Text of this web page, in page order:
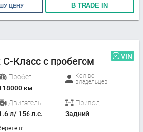
ЦЕНУ В TRADE IN
Класс с пробегом VIN
Пробег
км
Кол-во
владельцев
Двигатель
л/ 156 л.с.
Привод
Задний
в: